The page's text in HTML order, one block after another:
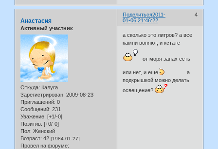
Поделиться 4
2011-
01-06 21:46:22
Анастасия
Активный участник
Откуда: Калуга
Зарегистрирован: 2009-08-23
Приглашений: 0
Сообщений: 231
Уважение: [+1/-0]
Позитив: [+0/-0]
Пол: Женский
Возраст: 42 [1984-01-27]
Провел на форуме:
а сколько это литров? а все
камни воняют, и кстате
от моря запах есть
или нет, и еще
а
подкрышкой можно делать
освещение?